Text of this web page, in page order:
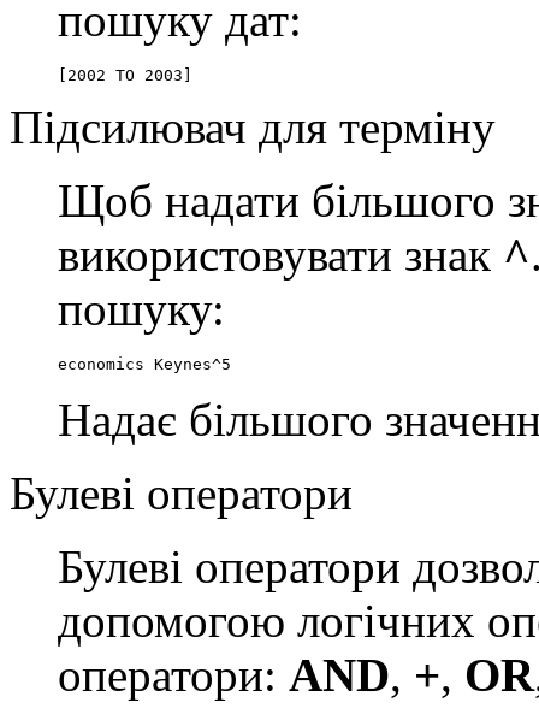
пошуку дат:
[2002 TO 2003]
Підсилювач для терміну
Щоб надати більшого
використовувати знак ^
пошуку:
economics Keynes^5
Надає більшого
Булеві оператори
Булеві оператори
допомогою логічних
оператори: AND, +, OR